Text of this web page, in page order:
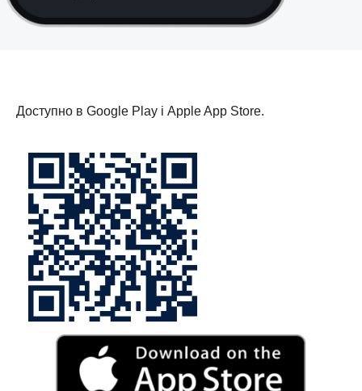
Доступно в Google Play і Apple App Store.